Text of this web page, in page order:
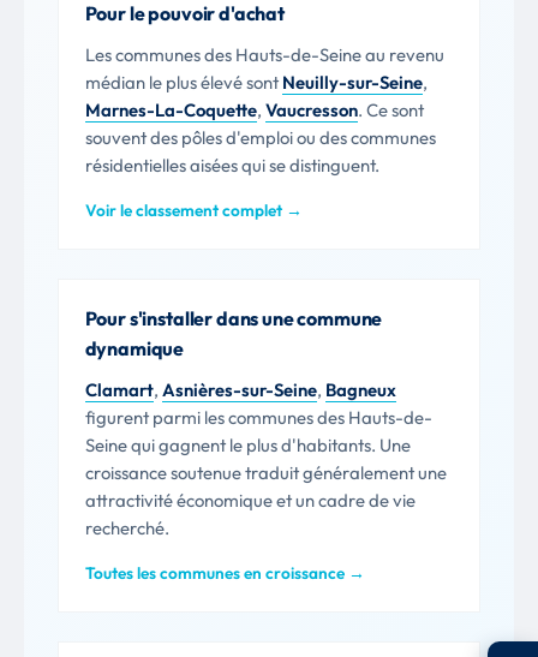
Pour le pouvoir d'achat
Les communes des Hauts-de-Seine au revenu
médian le plus élevé sontNeuilly-sur-Seine,
Marnes-La-Coquette, Vaucresson. Ce sont
souvent des pôles d'emploi ou des communes
résidentielles aisées qui se distinguent.
Voir le classement complet →
Pour s'installer dans une commune
dynamique
Clamart, Asnières-sur-Seine, Bagneux
figurent parmi les communes des Hauts-de-
Seine qui gagnent le plus d'habitants. Une
croissance soutenue traduit généralement une
attractivité économique et un cadre de vie
recherché.
Toutes les communes en croissance →